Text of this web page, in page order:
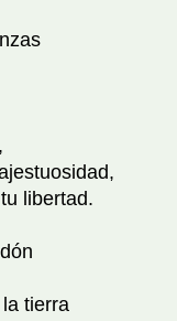
libertad.
tierra